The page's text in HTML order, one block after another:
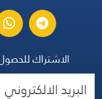
الاشتراك